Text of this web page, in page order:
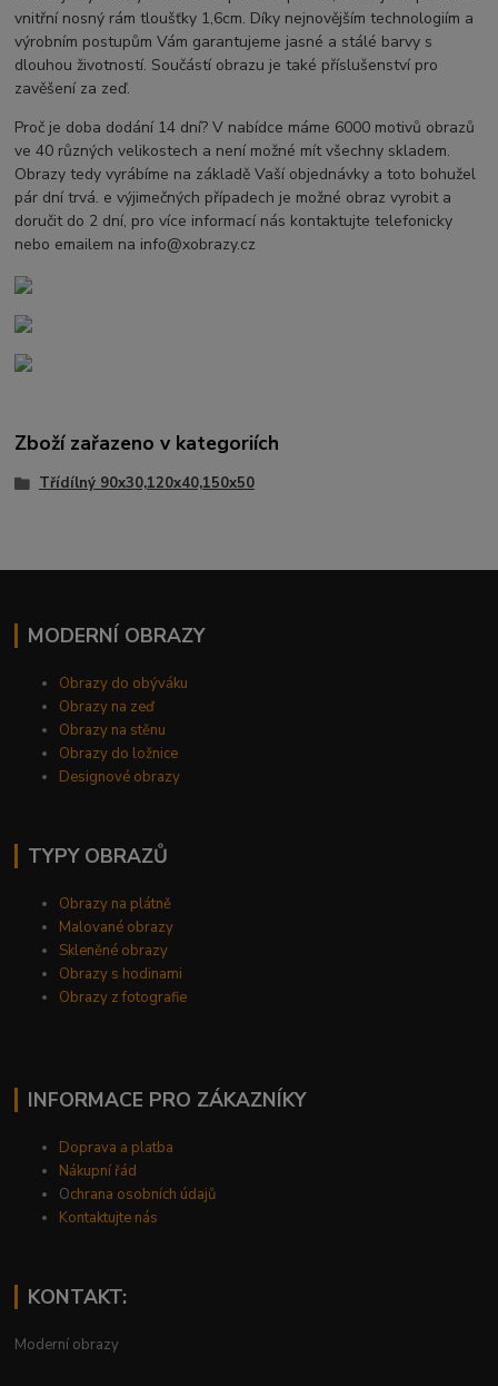
vnitřní nosný rám tloušťky 1,6cm. Díky nejnovějším technologiím a
výrobním postupům Vám garantujeme jasné a stálé barvy s
dlouhou životností. Součástí obrazu je také příslušenství pro
zavěšení za zeď.
Proč je doba dodání 14 dní? V nabídce máme 6000 motivů obrazů
ve 40 různých velikostech a není možné mít všechny skladem.
Obrazy tedy vyrábíme na základě Vaší objednávky a toto bohužel
pár dní trvá. e výjimečných případech je možné obraz vyrobit a
doručit do 2 dní, pro více informací nás kontaktujte telefonicky
nebo emailem na info@xobrazy.cz
Zboží zařazeno v kategoriích
Třídílný 90x30,120x40,150x50
MODERNÍ OBRAZY
Obrazy do obýváku
Obrazy na zeď
Obrazy na stěnu
Obrazy do ložnice
Designové obrazy
TYPY OBRAZŮ
Obrazy na plátně
Malované obrazy
Skleněné obrazy
Obrazy s hodinami
Obrazy z fotografie
INFORMACE PRO ZÁKAZNÍKY
Doprava a platba
Nákupní řád
Ochrana osobních údajů
Kontaktujte nás
KONTAKT:
Moderní obrazy